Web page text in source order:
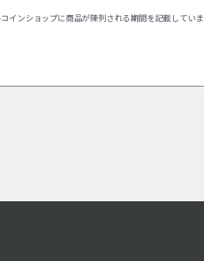
インショップに商品が陳列される期間を記載してい